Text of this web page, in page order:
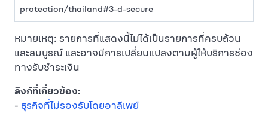
protection/thailand#3-d-secure
หมายเหตุ: รายการที่แสดงนี้ไม่ได้เป็นรายการที่ครบถ้วน
และสมบูรณ์ และอาจมีการเปลี่ยนแปลงตามผู้ให้บริการช่อง
ทางรับชำระเงิน
ลิงก์ที่เกี่ยวข้อง:
- ธุรกิจที่ไม่รองรับโดยอาลีเพย์